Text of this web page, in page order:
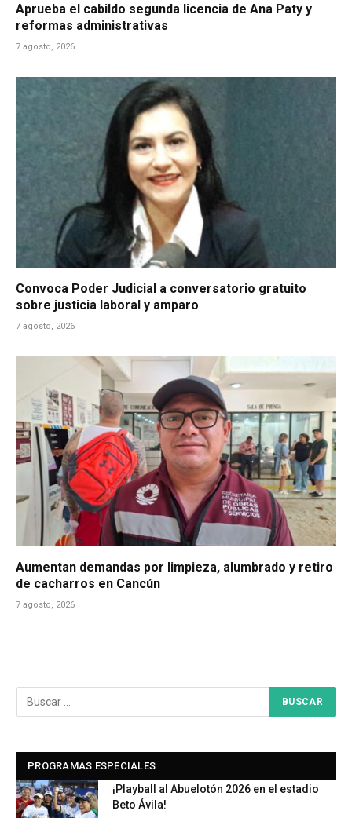
Aprueba el cabildo segunda licencia de Ana Paty y
reformas administrativas
7 agosto, 2026
Convoca Poder Judicial a conversatorio gratuito
sobre justicia laboral y amparo
7 agosto, 2026
Aumentan demandas por limpieza, alumbrado y retiro
de cacharros en Cancún
7 agosto, 2026
PROGRAMAS ESPECIALES
¡Playball al Abuelotón 2026 en el estadio
Beto Ávila!